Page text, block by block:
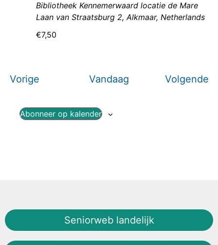
Bibliotheek Kennemerwaard locatie de Mare
Laan van Straatsburg 2, Alkmaar, Netherlands
€7,50
VorigeEvenementenVandaag Volgende
Abonneer op kalender
Seniorweb landelijk